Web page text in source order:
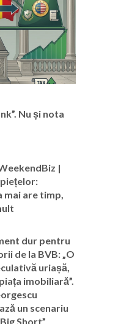
Nu și nota
|
mai are timp,
dur pentru
de la BVB: „O
uriașă,
imobiliară”.
un scenariu
Short”